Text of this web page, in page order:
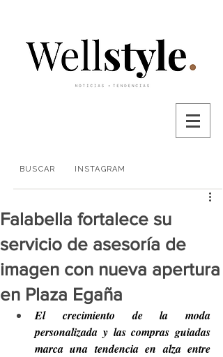
BUSCAR INSTAGRAM
Falabella fortalece su
servicio de asesoría de
imagen con nueva apertura
en Plaza Egaña
El crecimiento de la moda
personalizada y las compras guiadas
marca una tendencia en alza entre